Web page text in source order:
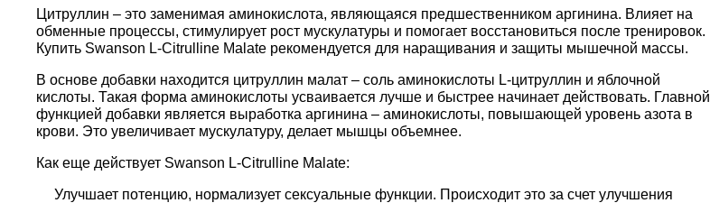
Цитруллин – это заменимая аминокислота, являющаяся предшественником аргинина. Влияет на
обменные процессы, стимулирует рост мускулатуры и помогает восстановиться после тренировок.
Купить Swanson L-Citrulline Malate рекомендуется для наращивания и защиты мышечной массы.
В основе добавки находится цитруллин малат – соль аминокислоты L-цитруллин и яблочной
кислоты. Такая форма аминокислоты усваивается лучше и быстрее начинает действовать. Главной
функцией добавки является выработка аргинина – аминокислоты, повышающей уровень азота в
крови. Это увеличивает мускулатуру, делает мышцы объемнее.
Как еще действует Swanson L-Citrulline Malate:
Улучшает потенцию, нормализует сексуальные функции. Происходит это за счет улучшения